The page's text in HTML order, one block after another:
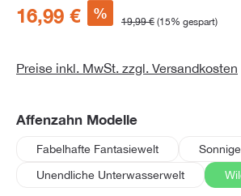
16,99 € % 19,99 € (15% gespart)
Preise inkl. MwSt. zzgl. Versandkosten
Affenzahn Modelleauswählen
Fabelhafte Fantasiewelt
Unendliche Unterwasserwelt